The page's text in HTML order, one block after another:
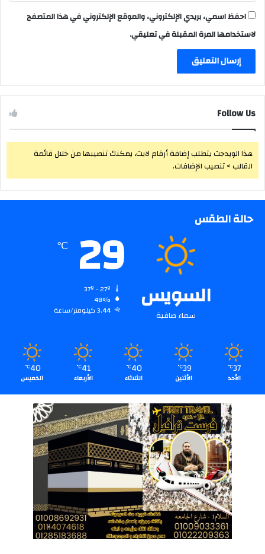
احفظ اسمي، بريدي الإلكتروني، والموقع الإلكتروني في هذا المتصفح
لاستخدامها المرة المقبلة في تعليقي.
Follow Us
هذا الويدجت يتطلب إضافة أرقام لايت، يمكنك تنصيبها من خلال قائمة
القالب > تنصيب الإضافات.
حالة الطقس
السويس
سماء صافية
29
℃
48%
3.44 كيلومتر/ساعة
37
℃
الأحد
39
℃
الأثنين
40
℃
الثلاثاء
41
℃
الأربعاء
40
℃
الخميس